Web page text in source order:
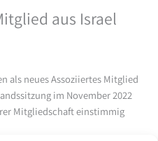
aus Israel
als neues Assoziiertes Mitglied
im November 2022
Mitgliedschaft einstimmig